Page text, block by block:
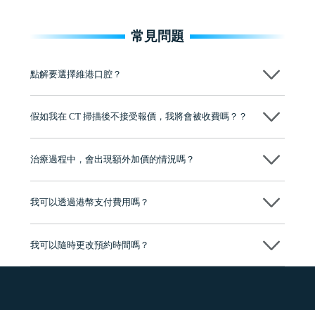
常見問題
點解要選擇維港口腔？
維港口腔踐行「醫道濟世」的大學校訓，各分院匯聚來自香港、內地的
牌」、「2025香港企業領袖品牌」，是諾貝爾種植系統全球放心植牙中
至今已服務超過三十個國家和地區的顧客，受到粵港澳大灣區及周邊城
市市民極高的口碑評價及信任推薦 珠海、深圳設有八大分院，香港亦設
有咨詢及服務保障中心，有任何問題都可以隨時預約免費咨詢，讓人十
假如我在 CT 掃描後不接受報價，我將會被收費嗎？？
治療過程中，會出現額外加價的情況嗎？
我可以透過港幣支付費用嗎？
我可以隨時更改預約時間嗎？
可以，請盡早通過wechat或whatsapp聯絡我們，告知我們你原本預約的